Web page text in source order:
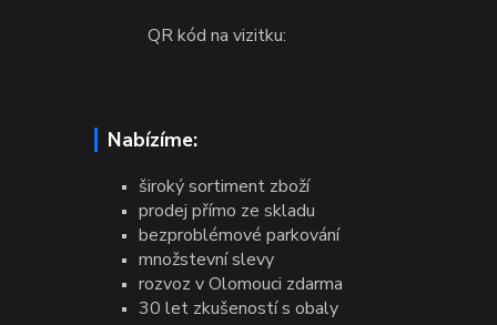
QR kód na vizitku:
Nabízíme:
široký sortiment zboží
prodej přímo ze skladu
bezproblémové parkování
množstevní slevy
rozvoz v Olomouci zdarma
30 let zkušeností s obaly